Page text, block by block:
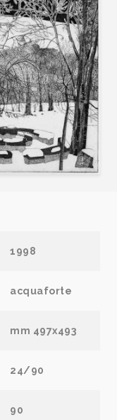
1998
acquaforte
mm 497x493
24/90
90